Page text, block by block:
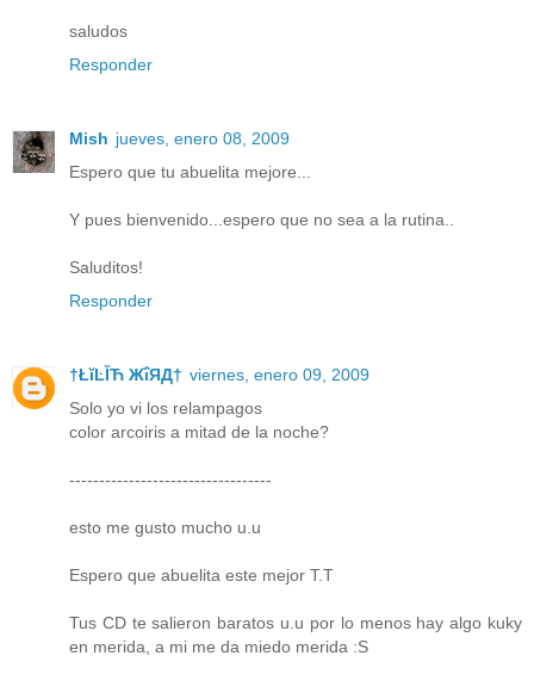
saludos
Responder
Mish jueves, enero 08, 2009
Espero que tu abuelita mejore...
Y pues bienvenido...espero que no sea a la rutina..
Saluditos!
Responder
†ŁĭĿĬЋ ЖΐЯД† viernes, enero 09, 2009
Solo yo vi los relampagos
color arcoiris a mitad de la noche?
----------------------------------
esto me gusto mucho u.u
Espero que abuelita este mejor T.T
Tus CD te salieron baratos u.u por lo menos hay algo kuky
en merida, a mi me da miedo merida :S